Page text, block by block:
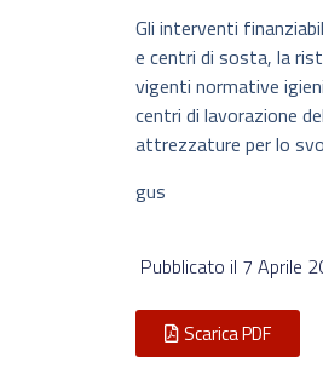
Gli interventi
e centri di sosta, la
vigenti normative
centri di lavorazione
attrezzature per lo
gus
Pubblicato il 7 Aprile
Scarica PDF